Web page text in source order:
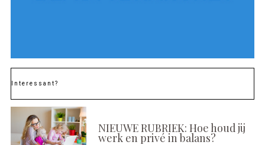
Interessant?
NIEUWE RUBRIEK: Hoe houd jij
werk en privé in balans?